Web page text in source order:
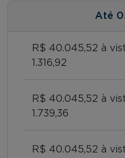
Até
R$ 40.045,52 à
1.316,92
R$ 40.045,52 à
1.739,36
R$ 40.045,52 à